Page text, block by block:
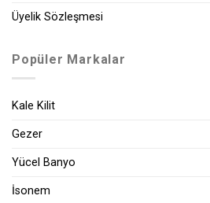
Üyelik Sözleşmesi
Popüler Markalar
Kale Kilit
Gezer
Yücel Banyo
İsonem